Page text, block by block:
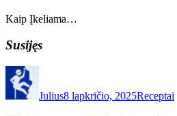
Kaip Įkeliama…
Susijęs
Julius8 lapkričio, 2025Receptai